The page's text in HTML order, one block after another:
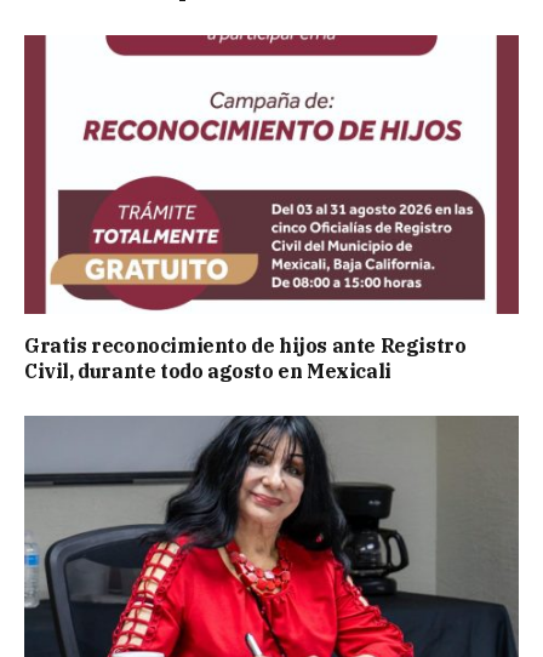
Gratis reconocimiento de hijos ante Registro
Civil, durante todo agosto en Mexicali